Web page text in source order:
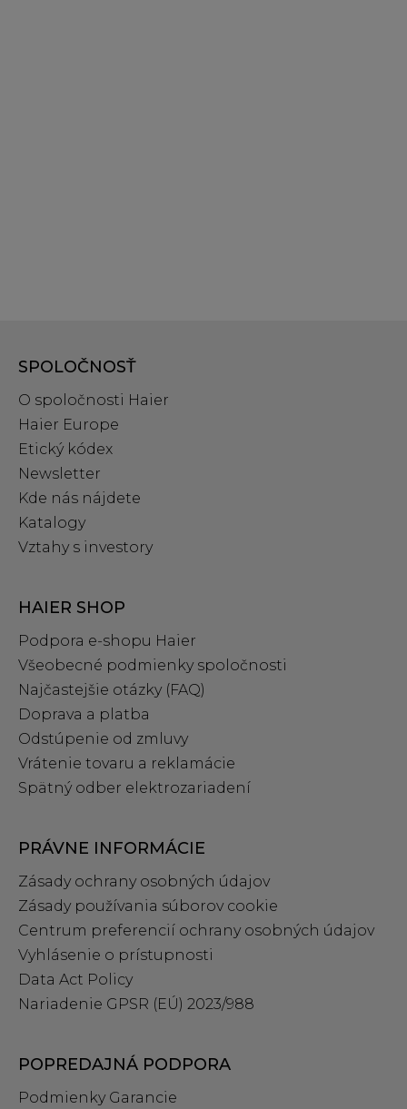
SPOLOČNOSŤ
O spoločnosti Haier
Haier Europe
Etický kódex
Newsletter
Kde nás nájdete
Katalogy
Vztahy s investory
HAIER SHOP
Podpora e‑shopu Haier
Všeobecné podmienky spoločnosti
Najčastejšie otázky (FAQ)
Doprava a platba
Odstúpenie od zmluvy
Vrátenie tovaru a reklamácie
Spätný odber elektrozariadení
PRÁVNE INFORMÁCIE
Zásady ochrany osobných údajov
Zásady používania súborov cookie
Centrum preferencií ochrany osobných údajov
Vyhlásenie o prístupnosti
Data Act Policy
Nariadenie GPSR (EÚ) 2023/988
POPREDAJNÁ PODPORA
Podmienky Garancie